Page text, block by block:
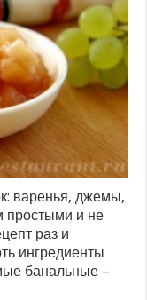
варенья, джемы,
простыми и не
раз и
ингредиенты
банальные –